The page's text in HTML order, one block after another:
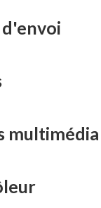
multimédia